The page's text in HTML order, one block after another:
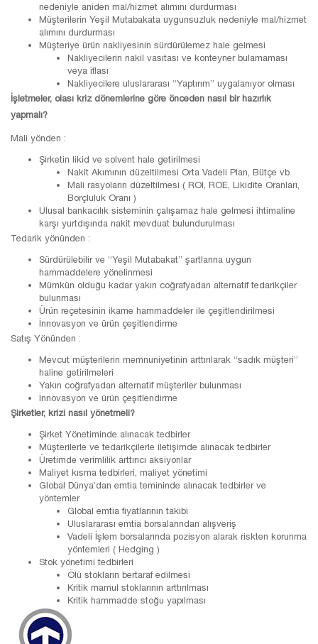
nedeniyle aniden mal/hizmet alımını durdurması
Müşterilerin Yeşil Mutabakata uygunsuzluk nedeniyle mal/hizmet
alımını durdurması
Müşteriye ürün nakliyesinin sürdürülemez hale gelmesi
Nakliyecilerin nakil vasıtası ve konteyner bulamaması
veya iflası
Nakliyecilere uluslararası “Yaptırım” uygalanıyor olması
İşletmeler, olası kriz dönemlerine göre önceden nasıl bir hazırlık
yapmalı?
Mali yönden :
Şirketin likid ve solvent hale getirilmesi
Nakit Akımının düzeltilmesi Orta Vadeli Plan, Bütçe vb
Mali rasyoların düzeltilmesi ( ROI, ROE, Likidite Oranları,
Borçluluk Oranı )
Ulusal bankacılık sisteminin çalışamaz hale gelmesi ihtimaline
karşı yurtdışında nakit mevduat bulundurulması
Tedarik yönünden :
Sürdürülebilir ve “Yeşil Mutabakat” şartlarına uygun
hammaddelere yönelinmesi
Mümkün olduğu kadar yakın coğrafyadan alternatif tedarikçiler
bulunması
Ürün reçetesinin ikame hammaddeler ile çeşitlendirilmesi
İnnovasyon ve ürün çeşitlendirme
Satış Yönünden :
Mevcut müşterilerin memnuniyetinin arttırılarak “sadık müşteri”
haline getirilmeleri
Yakın coğrafyadan alternatif müşteriler bulunması
İnnovasyon ve ürün çeşitlendirme
Şirketler, krizi nasıl yönetmeli?
Şirket Yönetiminde alınacak tedbirler
Müşterilerle ve tedarikçilerle iletişimde alınacak tedbirler
Üretimde verimlilik arttırıcı aksiyonlar
Maliyet kısma tedbirleri, maliyet yönetimi
Global Dünya’dan emtia temininde alınacak tedbirler ve
yöntemler
Global emtia fiyatlarının takibi
Uluslararası emtia borsalarından alışveriş
Vadeli İşlem borsalarında pozisyon alarak riskten korunma
yöntemleri ( Hedging )
Stok yönetimi tedbirleri
Ölü stokların bertaraf edilmesi
Kritik mamul stoklarının arttırılması
Kritik hammadde stoğu yapılması